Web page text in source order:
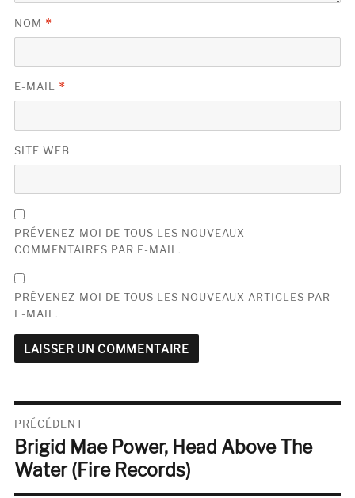
NOM *
E-MAIL *
SITE WEB
PRÉVENEZ-MOI DE TOUS LES NOUVEAUX
COMMENTAIRES PAR E-MAIL.
PRÉVENEZ-MOI DE TOUS LES NOUVEAUX ARTICLES PAR
E-MAIL.
Navigation
de
l’article
PRÉCÉDENT
Publication
précédente :
Brigid Mae Power, Head Above The
Water (Fire Records)